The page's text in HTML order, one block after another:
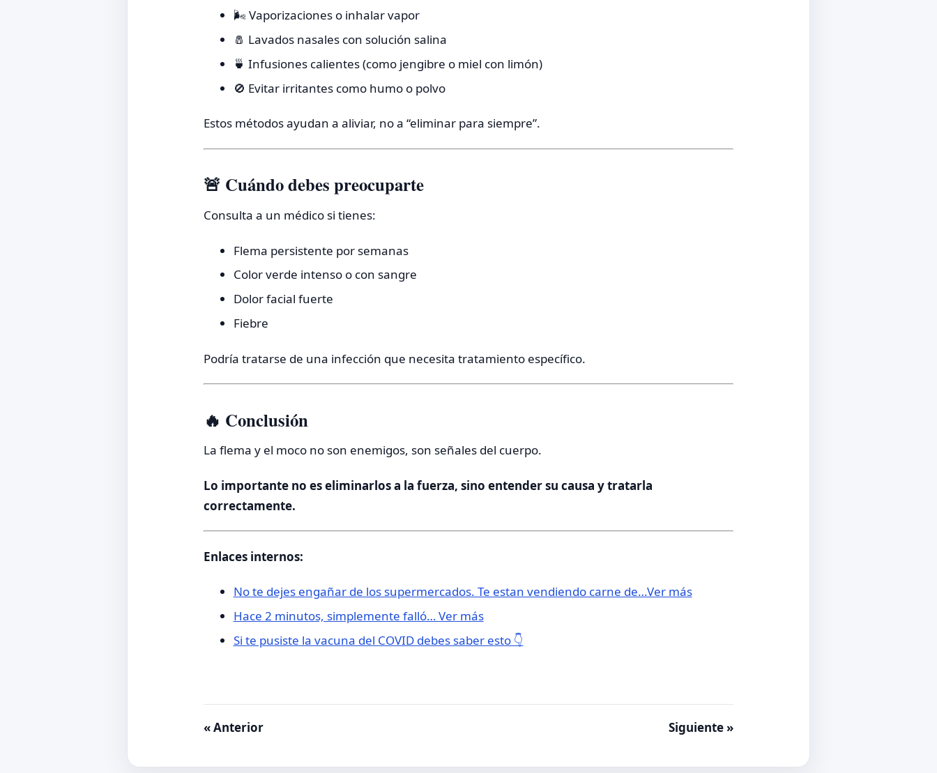
🌬️ Vaporizaciones o inhalar vapor
🧂 Lavados nasales con solución salina
🍵 Infusiones calientes (como jengibre o miel con limón)
🚫 Evitar irritantes como humo o polvo
Estos métodos ayudan a aliviar, no a “eliminar para siempre”.
🚨 Cuándo debes preocuparte
Consulta a un médico si tienes:
Flema persistente por semanas
Color verde intenso o con sangre
Dolor facial fuerte
Fiebre
Podría tratarse de una infección que necesita tratamiento específico.
🔥 Conclusión
La flema y el moco no son enemigos, son señales del cuerpo.
Lo importante no es eliminarlos a la fuerza, sino entender su causa y tratarla
correctamente.
Enlaces internos:
No te dejes engañar de los supermercados. Te estan vendiendo carne de…Ver más
Hace 2 minutos, simplemente falló… Ver más
Si te pusiste la vacuna del COVID debes saber esto 👇
« Anterior Siguiente »